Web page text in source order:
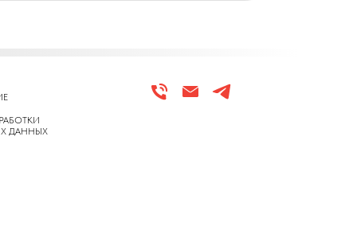
ДАННЫХ